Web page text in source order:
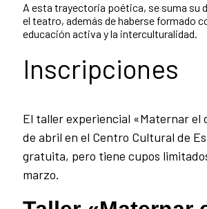
A esta trayectoria poética, se suma su
el teatro, además de haberse formado
educación activa y la interculturalidad.
Inscripciones
El taller experiencial «Maternar el
de abril en el Centro Cultural de
gratuita, pero tiene cupos
marzo.